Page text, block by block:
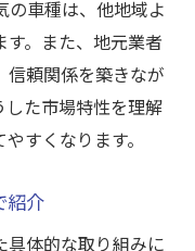
く戦略的売却
かすコツ
とめ
例の総まとめ
の進め方
実現するには
の車種は、他地域よ
。また、地元業者
信頼関係を築きなが
した市場特性を理解
すくなります。
紹介
具体的な取り組みに